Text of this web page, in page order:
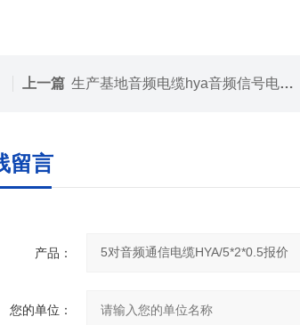
上一篇 生产基地音频电缆hya音频信号电缆线hya
留言
产品：
您的单位：